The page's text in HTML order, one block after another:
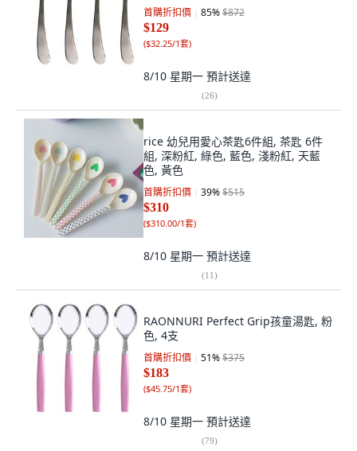
首購折扣價 85%$872
$129
($32.25/1套)
8/10 星期一 預計送達
(26)
rice 幼兒用愛心茶匙6件組, 茶匙 6件
組, 深粉紅, 綠色, 藍色, 淺粉紅, 天藍
色, 黃色
首購折扣價 39%$515
$310
($310.00/1套)
8/10 星期一 預計送達
(11)
RAONNURI Perfect Grip孩童湯匙, 粉
色, 4支
首購折扣價 51%$375
$183
($45.75/1套)
8/10 星期一 預計送達
(79)